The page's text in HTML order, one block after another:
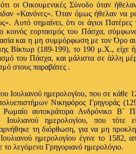
οι Οικουμενικές Σύνοδο όταν
«Κανόνες». Όταν όμως ήθελαν να
Αυτό σημαίνει, ότι οι άγιοι
κοινός εορτασμός του Πάσχα,
και η μη συμμόρφωση με τον Όρο
Βίκτωρ (189-199), το 190 μ.Χ., είχε
του Πάσχα, και μάλιστα σε άλλη
στους παραβάτες .
Ιουλιανού ημερολογίου, που σε κάθε
Νικηφόρος Γρηγοράς
Ρωμαίο αυτοκράτορα Ανδρόνικο Β΄
Ιουλιανού ημερολογίου, που τότε
τη διόρθωση, για να μη
ημερολογίου έγινε το 1582,
το λεγόμενο Γρηγοριανό ημερολόγιο.